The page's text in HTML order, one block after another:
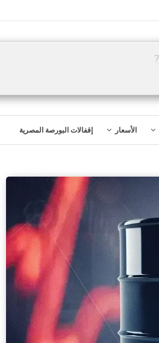
الأسعار إقفالات البورصة المصرية